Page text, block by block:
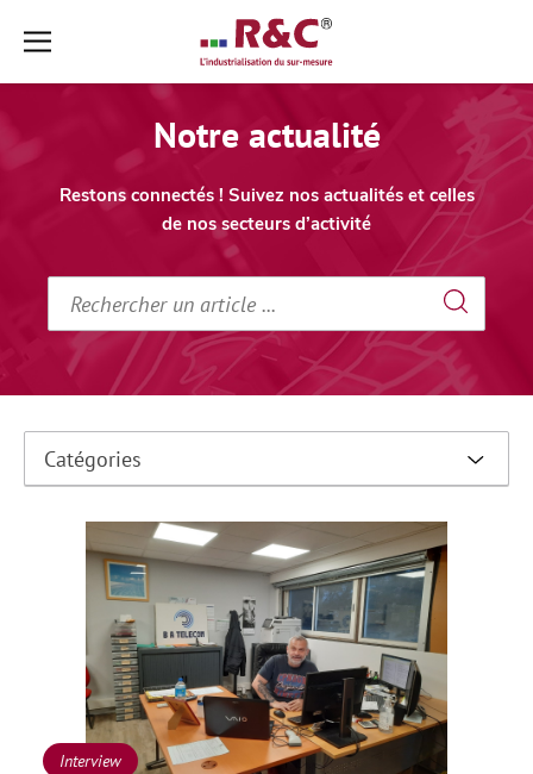
Aller
au
Aller
au
de
page
Notre actualité
Restons connectés ! Suivez nos actualités et celles
de nos secteurs d’activité
Interview
Catégories